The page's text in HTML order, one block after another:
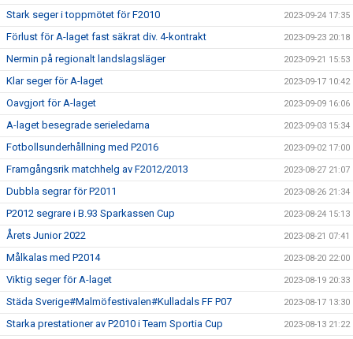
Stark seger i toppmötet för F2010 2023-09-24 17:35
Förlust för A-laget fast säkrat div. 4-kontrakt 2023-09-23 20:18
Nermin på regionalt landslagsläger 2023-09-21 15:53
Klar seger för A-laget 2023-09-17 10:42
Oavgjort för A-laget 2023-09-09 16:06
A-laget besegrade serieledarna 2023-09-03 15:34
Fotbollsunderhållning med P2016 2023-09-02 17:00
Framgångsrik matchhelg av F2012/2013 2023-08-27 21:07
Dubbla segrar för P2011 2023-08-26 21:34
P2012 segrare i B.93 Sparkassen Cup 2023-08-24 15:13
Årets Junior 2022 2023-08-21 07:41
Målkalas med P2014 2023-08-20 22:00
Viktig seger för A-laget 2023-08-19 20:33
Städa Sverige#Malmöfestivalen#Kulladals FF P07 2023-08-17 13:30
Starka prestationer av P2010 i Team Sportia Cup 2023-08-13 21:22